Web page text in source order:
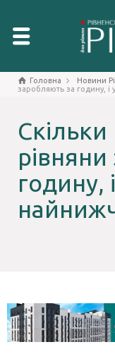
Головна Новини
заробляють за годину, і
годину,